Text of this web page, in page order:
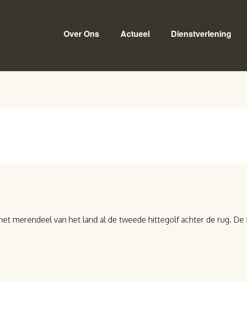
Over Ons Actueel Dienstverlening
merendeel van het land al de tweede hittegolf achter de rug.